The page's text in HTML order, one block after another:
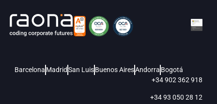
Barcelona MadridSan LuisBuenos AiresAndorra Bogotá
+34 902 362 918
+34 93 050 28 12